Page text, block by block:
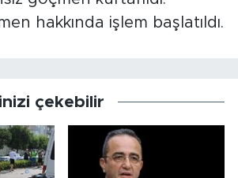
hakkında işlem başlatıldı.
çekebilir